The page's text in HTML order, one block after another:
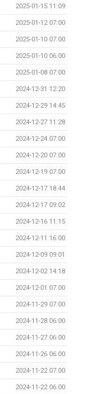
2025-01-15 11:09
2025-01-12 07:00
2025-01-10 07:00
2025-01-10 06:00
2025-01-08 07:00
2024-12-31 12:20
2024-12-29 14:45
2024-12-27 11:28
2024-12-24 07:00
2024-12-20 07:00
2024-12-19 07:00
2024-12-17 18:44
2024-12-17 09:02
2024-12-16 11:15
2024-12-11 16:00
2024-12-09 09:01
2024-12-02 14:18
2024-12-01 07:00
2024-11-29 07:00
2024-11-28 06:00
2024-11-27 06:00
2024-11-26 06:00
2024-11-22 07:00
2024-11-22 06:00